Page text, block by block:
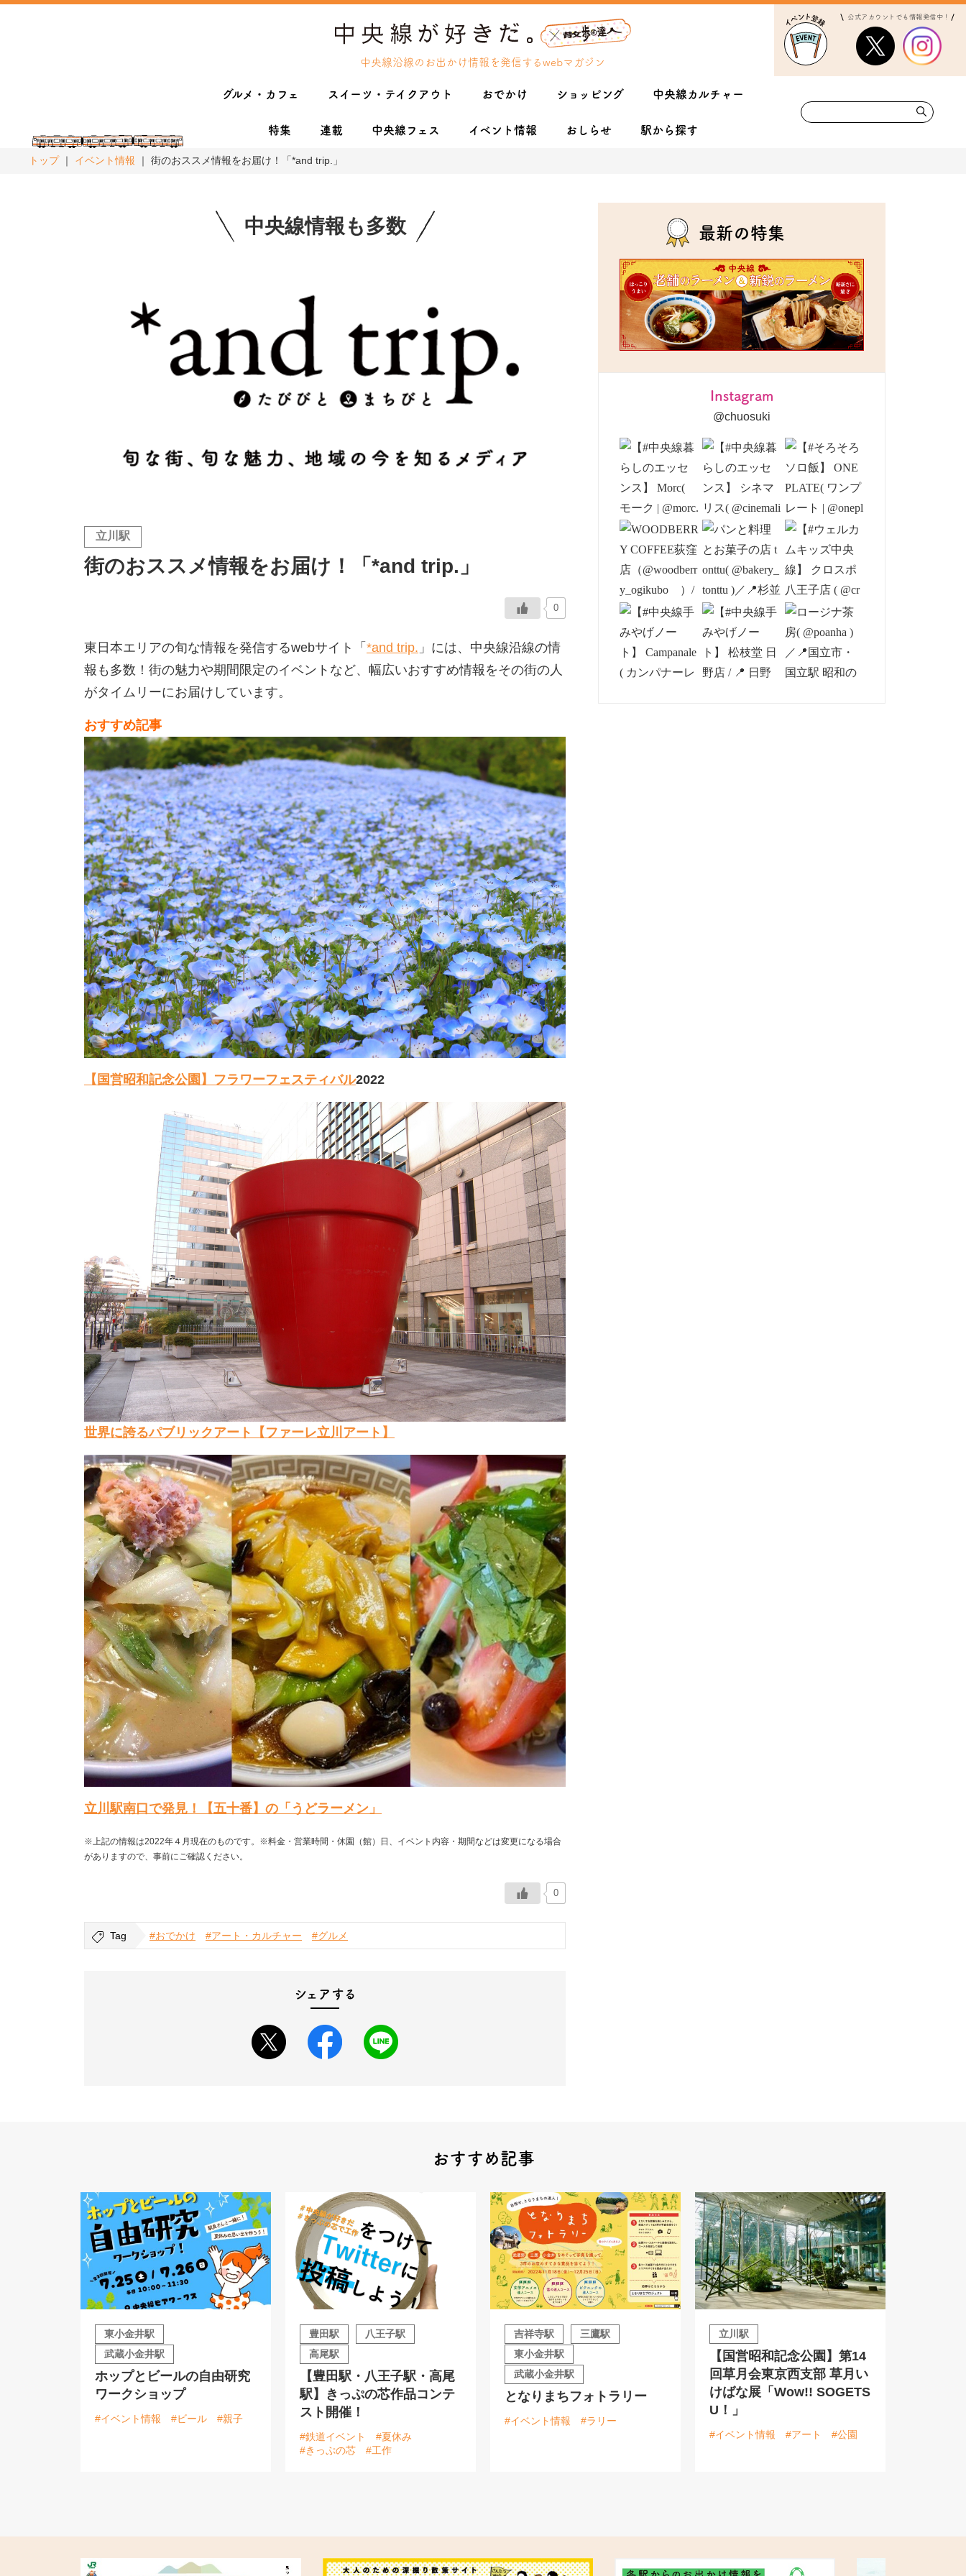
中央線沿線のお出かけ情報を発信するwebマガジン
公式アカウントでも情報発信中！
グルメ・カフェ スイーツ・テイクアウト おでかけ ショッピング 中央線カルチャー
特集 連載 中央線フェス イベント情報 おしらせ 駅から探す
トップ イベント情報 街のおススメ情報をお届け！「*and trip.」
中央線情報も多数
立川駅
街のおススメ情報をお届け！「*and trip.」
0
東日本エリアの旬な情報を発信するwebサイト「 *and trip. 」には、中央線沿線の情
報も多数！街の魅力や期間限定のイベントなど、幅広いおすすめ情報をその街の人
がタイムリーにお届けしています。
おすすめ記事
【国営昭和記念公園】フラワーフェスティバル2022
世界に誇るパブリックアート【ファーレ立川アート】
立川駅南口で発見！【五十番】の「うどラーメン」
※上記の情報は2022年４月現在のものです。※料金・営業時間・休園（館）日、イベント内容・期間などは変更になる場合
がありますので、事前にご確認ください。
0
Tag #おでかけ #アート・カルチャー #グルメ
シェアする
最新の特集
Instagram
@chuosuki
おすすめ記事
東小金井駅
武蔵小金井駅
ホップとビールの自由研究
ワークショップ
#イベント情報 #ビール #親子
豊田駅
八王子駅
高尾駅
【豊田駅・八王子駅・高尾
駅】きっぷの芯作品コンテ
スト開催！
#鉄道イベント
#夏休み
#きっぷの芯
#工作
吉祥寺駅
三鷹駅
東小金井駅
武蔵小金井駅
となりまちフォトラリー
#イベント情報 #ラリー
立川駅
【国営昭和記念公園】第14
回草月会東京西支部 草月い
けばな展「Wow!! SOGETS
U！」
#イベント情報 #アート #公園